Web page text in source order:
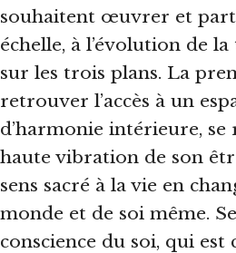
souhaitent œuvrer et
échelle, à l’évolution de
sur les trois plans. La
retrouver l’accès à un
d’harmonie intérieure, se
haute vibration de son
sens sacré à la vie en
monde et de soi même.
conscience du soi, qui